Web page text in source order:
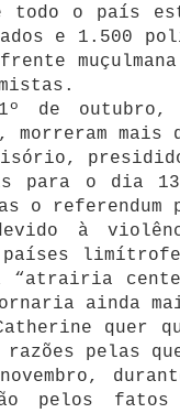
todo o país
e 1.500
de outubro,
morreram
para o dia 13
o
à
“atrairia
ainda
quer
razões pelas
pelos